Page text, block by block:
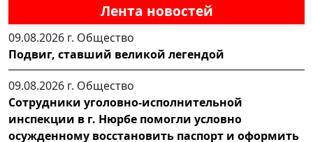
Лента новостей
09.08.2026 г. Общество
Подвиг, ставший великой легендой
09.08.2026 г. Общество
Сотрудники уголовно-исполнительной
инспекции в г. Нюрбе помогли условно
осужденному восстановить паспорт и оформить